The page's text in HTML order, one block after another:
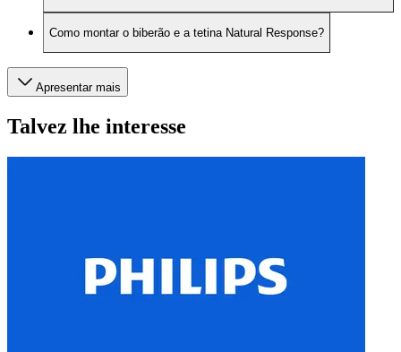
Como montar o biberão e a tetina Natural Response?
Apresentar mais
Talvez lhe interesse